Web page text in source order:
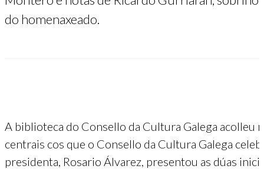
do homenaxeado.
A biblioteca do Consello da Cultura Galega acolleu
centrais cos que o Consello da Cultura Galega
presidenta, Rosario Álvarez, presentou as dúas